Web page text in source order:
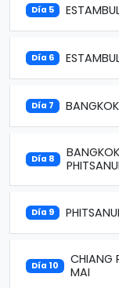
Día 5
Día 6
Día 7 BANGKOK
Día 8
Día 9
Día 10
CHIANG
MAI